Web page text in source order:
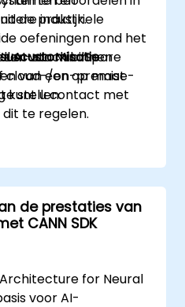
industriele
AI-stack binnen
cloud-/on-premise-
stellen.
de praktijk.
oefeningen rond het
van MindSpore
van een op maat
kunt u contact met
te regelen.
de prestaties van
CANN SDK
for Neural
voor AI-